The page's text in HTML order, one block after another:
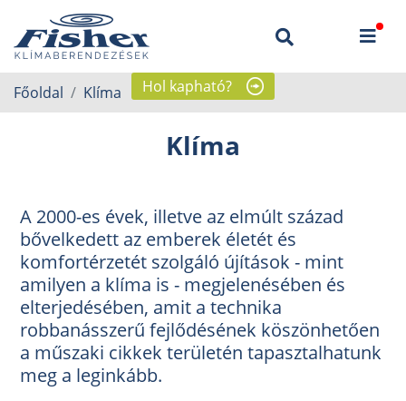
Hol kapható?
Főoldal Klíma
Klíma
A 2000-es évek, illetve az elmúlt század
bővelkedett az emberek életét és
komfortérzetét szolgáló újítások - mint
amilyen a klíma is - megjelenésében és
elterjedésében, amit a technika
robbanásszerű fejlődésének köszönhetően
a műszaki cikkek területén tapasztalhatunk
meg a leginkább.